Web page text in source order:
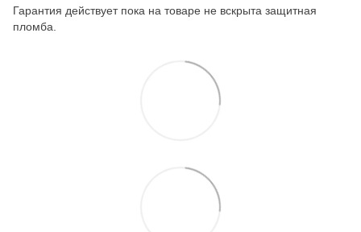
Гарантия действует пока на товаре не вскрыта защитная
пломба.